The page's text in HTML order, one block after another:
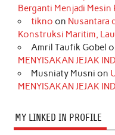
Berganti Menjadi Mesin
tikno on Nusantara
Konstruksi Maritim,
Amril Taufik Gobel
MENYISAKAN JEJAK
Musniaty Musni on
MENYISAKAN JEJAK
MY LINKED IN PROFILE